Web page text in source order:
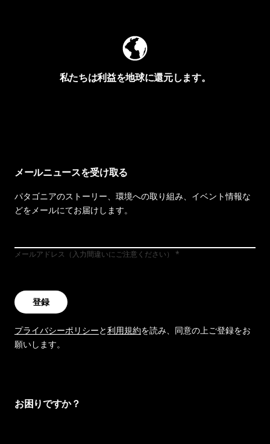
私たちは利益を地球に還元します。
メールニュースを受け取る
パタゴニアのストーリー、環境への取り組み、イベント情報な
どをメールにてお届けします。
メールアドレス（入力間違いにご注意ください）
登録
プライバシーポリシーと利用規約を読み、同意の上ご登録をお
願いします。
お困りですか？